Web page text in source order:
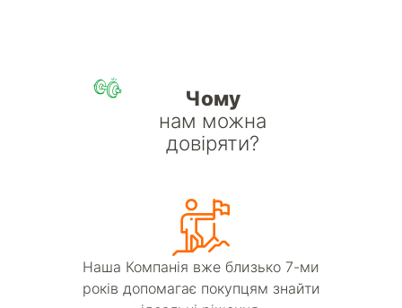
Чому
нам можна
довіряти?
Наша Компанія вже близько 7-ми
років допомагає покупцям знайти